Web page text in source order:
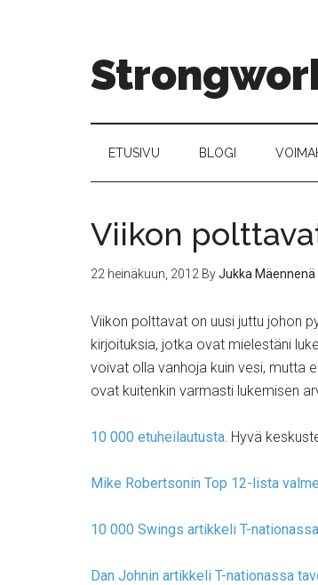
ETUSIVU BLOGI
Viikon
22 heinäkuun, 2012 ByJukka Mäennenä
Viikon polttavat on uusi juttu johon
kirjoituksia, jotka ovat mielestäni
voivat olla vanhoja kuin vesi, mutta
ovat kuitenkin varmasti lukemisen
10 000 etuheilautusta. Hyvä
Mike Robertsonin Top 12-lista
10 000 Swings artikkeli T-nationassa
Dan Johnin artikkeli T-nationassa